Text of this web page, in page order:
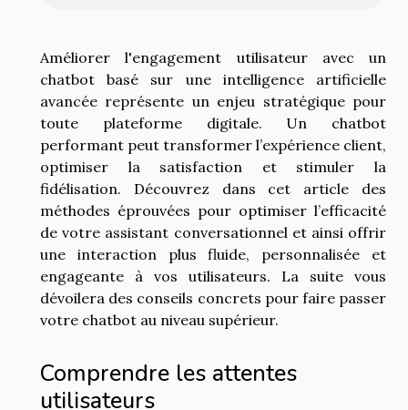
Améliorer l'engagement utilisateur avec un
chatbot basé sur une intelligence artificielle
avancée représente un enjeu stratégique pour
toute plateforme digitale. Un chatbot
performant peut transformer l’expérience client,
optimiser la satisfaction et stimuler la
fidélisation. Découvrez dans cet article des
méthodes éprouvées pour optimiser l’efficacité
de votre assistant conversationnel et ainsi offrir
une interaction plus fluide, personnalisée et
engageante à vos utilisateurs. La suite vous
dévoilera des conseils concrets pour faire passer
votre chatbot au niveau supérieur.
Comprendre les attentes
utilisateurs